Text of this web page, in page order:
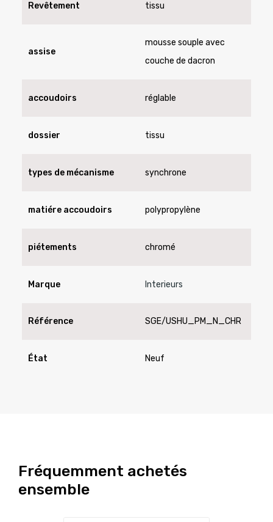
Revêtement tissu
assise
mousse souple avec
couche de dacron
accoudoirs réglable
dossier tissu
types de mécanisme synchrone
matiére accoudoirs polypropylène
piétements chromé
Marque Interieurs
Référence SGE/USHU_PM_N_CHR
État Neuf
Fréquemment achetés
ensemble